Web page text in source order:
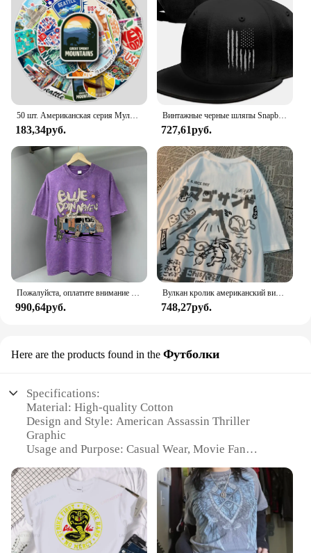
183,34руб.
Винтажные черные шляпы Snapback с американским флагом для мужчин, бейсболка, регулируемая плоская бейсболка, дальнобойщик, подарок папету, мужской ремешок, друг мальчика
727,61руб.
990,64руб.
Вулкан кролик американский винтажный мультяшный принт из чистого хлопка с короткими рукавами футболка для мужчин и женщин модная свободная универсальная футболка для пар
748,27руб.
Here are the products found in the Футболки
Specifications:
Material: High-quality Cotton
Design and Style: American Assassin Thriller
Graphic
Usage and Purpose: Casual Wear, Movie Fan
Typical Adaptive Scenario: Social Gatherings,
Movie Nights
Shape or Size or Weight or Quantity: Standard Fit,
Available in Sets
Performance and Property: Comfortable, Durable
Fabric